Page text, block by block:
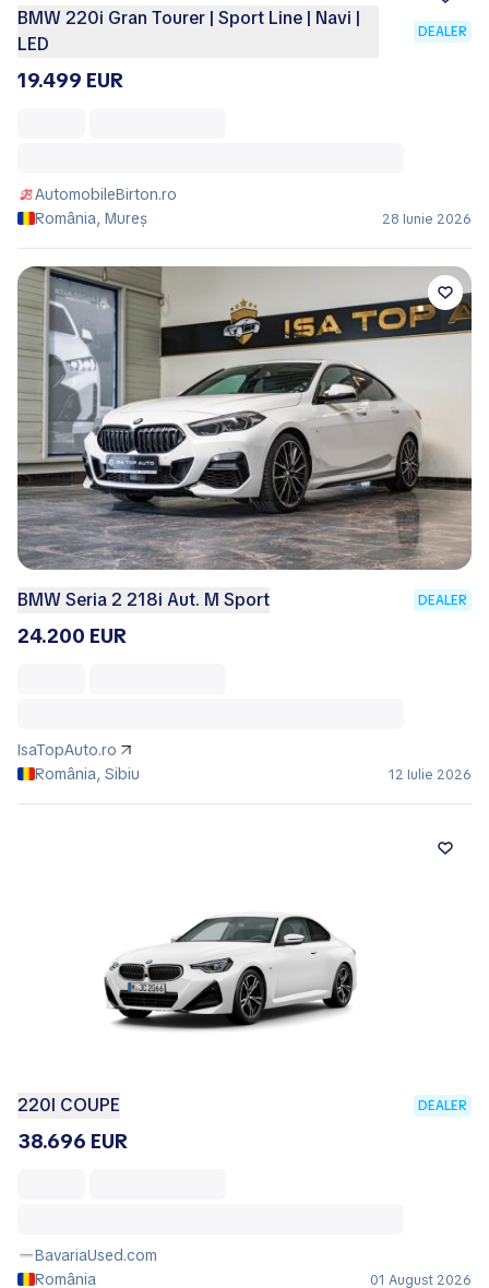
BMW 220i Gran Tourer | Sport Line | Navi |
LED
DEALER
19.499 EUR
AutomobileBirton.ro
România, Mureș
28 Iunie 2026
BMW Seria 2 218i Aut. M Sport DEALER
24.200 EUR
IsaTopAuto.ro
România, Sibiu
12 Iulie 2026
220I COUPE DEALER
38.696 EUR
BavariaUsed.com
România
01 August 2026